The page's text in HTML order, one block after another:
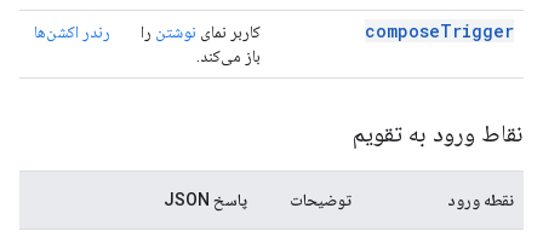
composeTrigger کاربر نمای نوشتن را
باز می‌کند.
رندر اکشن‌ها
نقاط ورود به تقویم
نقطه ورود توضیحات پاسخ JSON